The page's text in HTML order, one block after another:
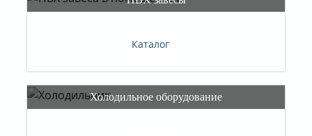
Каталог